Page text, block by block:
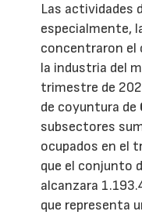
Las actividades
especialmente,
concentraron el
la industria del
trimestre de
de coyuntura de
subsectores
ocupados en el
que el conjunto
alcanzara
que representa